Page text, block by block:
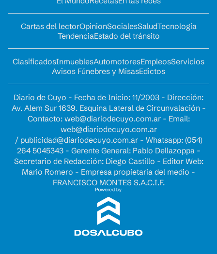
Cartas del lectorOpinionSocialesSaludTecnología
TendenciaEstado del tránsito
ClasificadosInmueblesAutomotoresEmpleosServicios
Avisos Fúnebres y MisasEdictos
Diario de Cuyo - Fecha de Inicio: 11/2003 - Dirección:
Av. Alem Sur 1639. Esquina Lateral de Circunvalación -
Contacto: web@diariodecuyo.com.ar- Email:
web@diariodecuyo.com.ar
/ publicidad@diariodecuyo.com.ar- Whatsapp: (054)
264 5045343 - Gerente General: Pablo Dellazoppa -
Secretario de Redacción: Diego Castillo - Editor Web:
Mario Romero - Empresa propietaria del medio -
FRANCISCO MONTES S.A.C.I.F.